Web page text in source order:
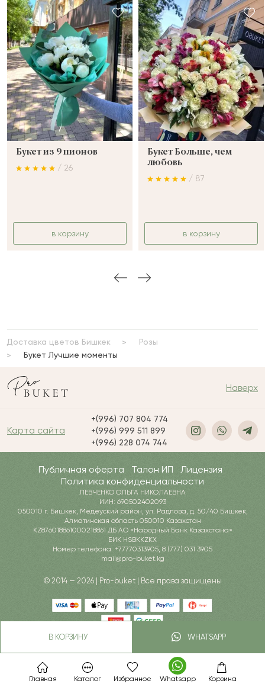
Главная Каталог Избранное Whatsapp Корзина
В КОРЗИНУ WHATSAPP
Букет из 9 пионов
/ 26
в корзину
Букет Больше, чем
любовь
/ 87
в корзину
Доставка цветов Бишкек
Розы
Букет Лучшие моменты
Наверх
Карта сайта
+(996) 707 804 774
+(996) 999 511 899
+(996) 228 074 744
Публичная оферта Талон ИП
Лицензия
Политика конфиденциальности
ЛЕВЧЕНКО ОЛЬГА НИКОЛАЕВНА
ИИН: 690502402093
050010 г. Бишкек, Медеуский район, ул. Радлова, д. 50/40 Бишкек,
Алматинская область 050010 Казахстан
KZ876018861000218861 ДБ АО «Народный Банк Казахстана»
БИК HSBKKZKX
Номер телефона: +77770313905, 8 (777) 031 3905
mail@pro-buket.kg
© 2014 — 2026 | Pro-buket | Все права защищены